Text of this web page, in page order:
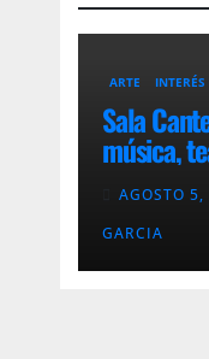
ARTE
Sala
música,
fin de
Este
AGOSTO
GARCIA